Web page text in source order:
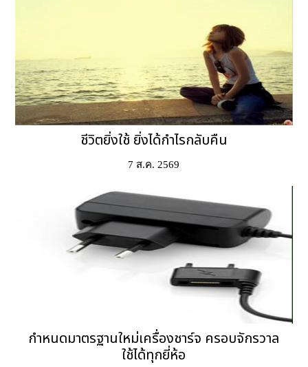
ชีวิตยิ่งใช้ ยิ่งได้กำไรกลับคืน
7 ส.ค. 2569
กำหนดมาตรฐานใหม่เครื่องชาร์จ ครอบจักรวาล
ใช้ได้ทุกยี่ห้อ